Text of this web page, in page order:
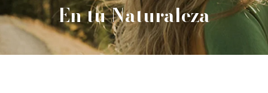
En tu Naturaleza